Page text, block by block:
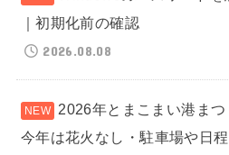
｜初期化前の確認
2026.08.08
2026年とまこまい港まつ
今年は花火なし・駐車場や日